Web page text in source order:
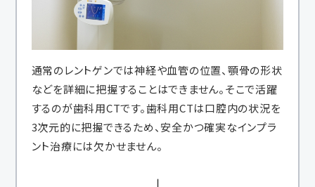
通常のレントゲンでは神経や血管の位置、顎骨の形状
などを詳細に把握することはできません。そこで活躍
するのが歯科用CTです。歯科用CTは口腔内の状況を
3次元的に把握できるため、安全かつ確実なインプラ
ント治療には欠かせません。